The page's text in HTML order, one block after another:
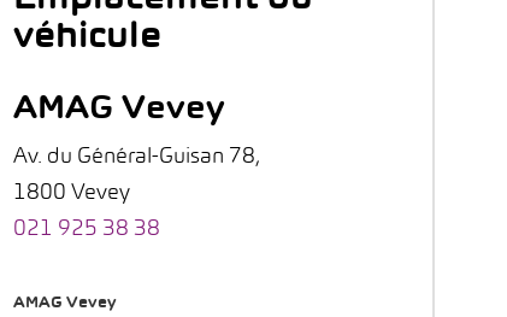
véhicule
AMAG Vevey
Av. du Général-Guisan 78,
1800 Vevey
021 925 38 38